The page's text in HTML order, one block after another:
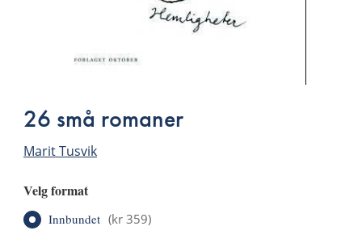
26 små romaner
Marit Tusvik
Velg format
Innbundet (kr 359)